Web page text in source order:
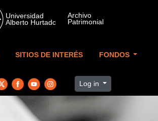
SITIOS DE INTERÉS FONDOS
Log in